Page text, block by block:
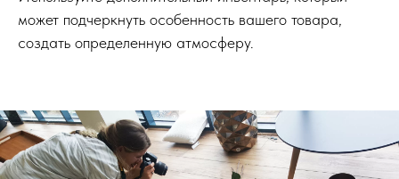
может подчеркнуть особенность вашего товара,
создать определенную атмосферу.